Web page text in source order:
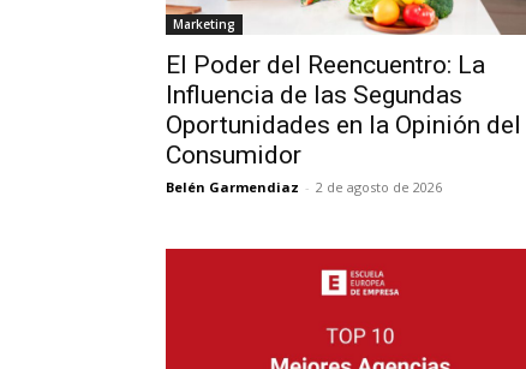
Marketing
El Poder del Reencuentro: La
Influencia de las Segundas
Oportunidades en la Opinión del
Consumidor
Belén Garmendiaz - 2 de agosto de 2026